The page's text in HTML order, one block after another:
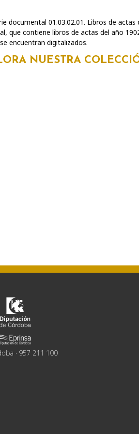
documental 01.03.02.01. Libros de
que contiene libros de actas del año
encuentran digitalizados.
NUESTRA
· 957 211 100